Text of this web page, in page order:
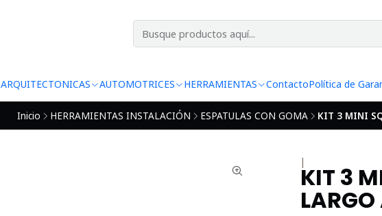
ARQUITECTONICAS AUTOMOTRICES HERRAMIENTAS ContactoPolítica de
Inicio HERRAMIENTAS INSTALACIÓN ESPATULAS CON GOMA KIT 3 MINI
|
KIT 3